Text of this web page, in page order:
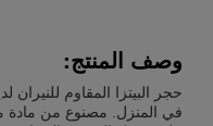
وصف المنتج:
حجر البيتزا المقاوم للنيران
في المنزل. مصنوع من مادة